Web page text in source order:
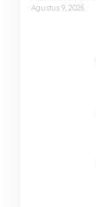
Agustus 9, 2026